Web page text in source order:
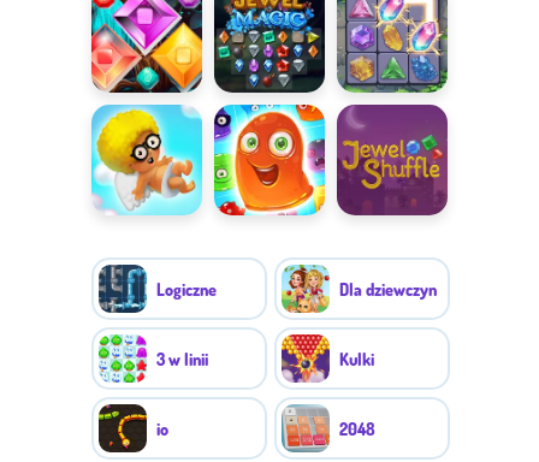
zwierzątka
serduszek
Klasyczne 3
w linii
Jewel Magic
Crystal
Connect
trzy w linii
Madness 2
Shuffle
Logiczne Dla dziewczyn
3 w linii Kulki
io 2048